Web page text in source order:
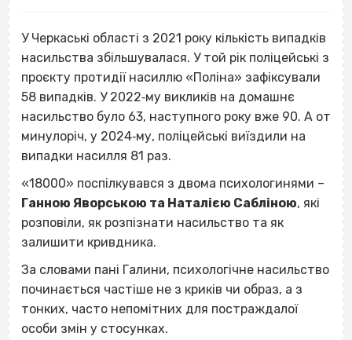
У Черкаські області з 2021 року кількість випадків
насильства збільшувалася. У той рік поліцейські з
проєкту протидії насиллю «Поліна» зафіксували
58 випадків. У 2022‐му викликів на домашнє
насильство було 63, наступного року вже 90. А от
минулоріч, у 2024‐му, поліцейські виїздили на
випадки насилля 81 раз.
«18000» поспілкувався з двома психологинями –
Ганною Яворською та Наталією Сабліною, які
розповіли, як розпізнати насильство та як
залишити кривдника.
За словами пані Галини, психологічне насильство
починається частіше не з криків чи образ, а з
тонких, часто непомітних для постраждалої
особи змін у стосунках.